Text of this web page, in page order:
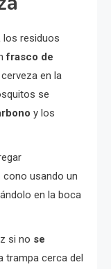
los residuos
frasco de
en la
se
y los
cono usando un
en la boca
si no se
trampa cerca del